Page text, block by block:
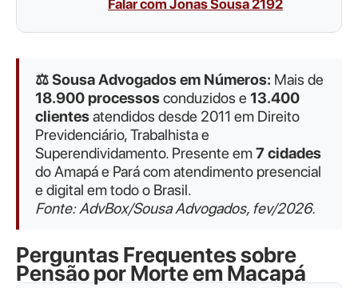
Falar com Jonas Sousa 2192
⚖️ Sousa Advogados em Números: Mais de
18.900 processosconduzidos e 13.400
clientesatendidos desde 2011 em Direito
Previdenciário, Trabalhista e
Superendividamento. Presente em7 cidades
do Amapá e Pará com atendimento presencial
e digital em todo o Brasil.
Fonte: AdvBox/Sousa Advogados, fev/2026.
Perguntas Frequentes sobre
Pensão por Morte em Macapá